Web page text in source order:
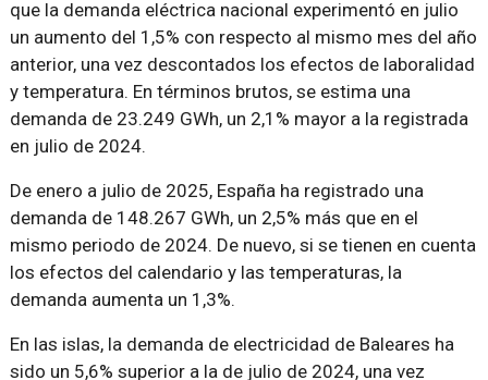
que la demanda eléctrica nacional experimentó en julio
un aumento del 1,5% con respecto al mismo mes del año
anterior, una vez descontados los efectos de laboralidad
y temperatura. En términos brutos, se estima una
demanda de 23.249 GWh, un 2,1% mayor a la registrada
en julio de 2024.
De enero a julio de 2025, España ha registrado una
demanda de 148.267 GWh, un 2,5% más que en el
mismo periodo de 2024. De nuevo, si se tienen en cuenta
los efectos del calendario y las temperaturas, la
demanda aumenta un 1,3%.
En las islas, la demanda de electricidad de Baleares ha
sido un 5,6% superior a la de julio de 2024, una vez